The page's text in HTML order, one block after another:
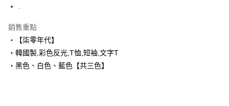
街口支付
悠遊付
Google Pay
銷售重點
‧【柒零年代】
‧韓國製,彩色反光,T恤,短袖,文字T
‧黑色、白色、藍色【共三色】